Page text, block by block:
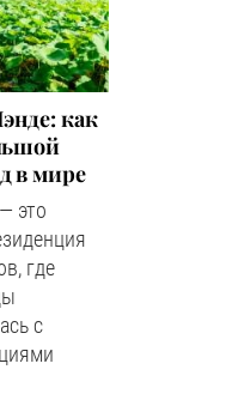
как
в мире
это
где
с